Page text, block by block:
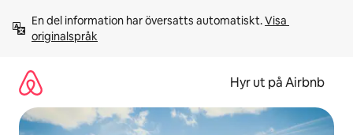
innehåll
En del information har översatts automatiskt. Visa
originalspråk
Hyr ut på Airbnb